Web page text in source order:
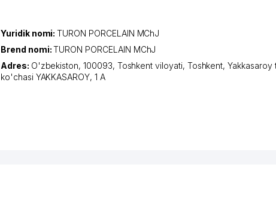
Yuridik nomi:TURON PORCELAIN MChJ
Brend nomi:TURON PORCELAIN MChJ
Adres: O'zbekiston, 100093, Toshkent viloyati, Toshkent,Yakkasaroy
ko'chasi YAKKASAROY, 1 А